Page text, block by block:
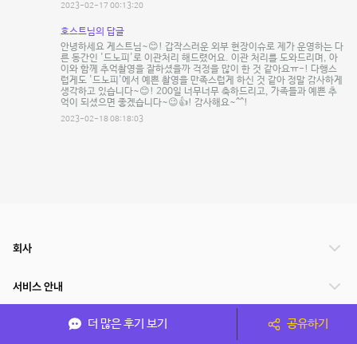
2023-02-17 00:13:20
호스트님의 답글
안녕하세요 게스트님~😊! 갑작스러운 외부 현장이슈로 제가 운영하는 다
른 동간인 '드노피'로 이관처리 해드렸어요. 이관 처리를 도와드리며, 아
이와 함께 추억촬영을 잘하셨을까 걱정을 많이 한 것 같아요ㅠ-! 다행스
럽게도 '드노피'에서 예쁜 촬영을 만족스럽게 하신 것 같아 정말 감사하게
생각하고 있습니다~😊! 200일 너무너무 축하드리고, 가족들과 예쁜 추
억이 되셨으면 좋겠습니다~😉👍! 감사해요~^^!
2023-02-18 08:18:03
더 많은 후기 보기 공유하기
회사
서비스 안내